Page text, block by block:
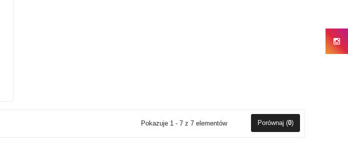
Pokazuje 1 - 7 z 7 elementów Porównaj (0)